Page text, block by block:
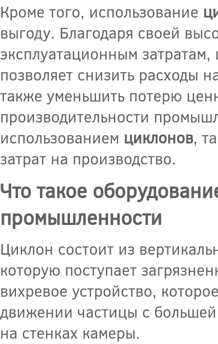
Кроме того, использование
выгоду. Благодаря своей
эксплуатационным
позволяет снизить расходы
также уменьшить потерю
производительности
использованием циклонов,
затрат на производство.
Что такое
промышленности
Циклон состоит из
которую поступает
вихревое устройство,
движении частицы с
на стенках камеры.